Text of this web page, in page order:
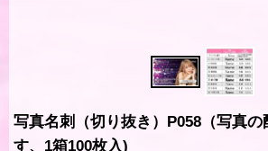
写真名刺（切り抜き）P058（写真
す、1箱100枚入)